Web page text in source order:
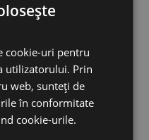
și imunitatea
cookie-uri pentru
utilizatorului. Prin
web, sunteți de
în conformitate
cookie-urile.